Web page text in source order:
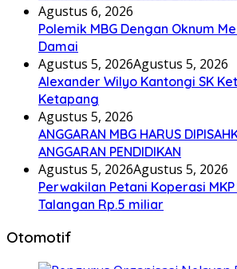
Agustus 6, 2026
Polemik MBG Dengan Oknum
Damai
Agustus 5, 2026Agustus 5, 2026
Alexander Wilyo Kantongi SK
Ketapang
Agustus 5, 2026
ANGGARAN MBG HARUS
ANGGARAN PENDIDIKAN
Agustus 5, 2026Agustus 5, 2026
Perwakilan Petani Koperasi
Talangan Rp.5 miliar
Otomotif